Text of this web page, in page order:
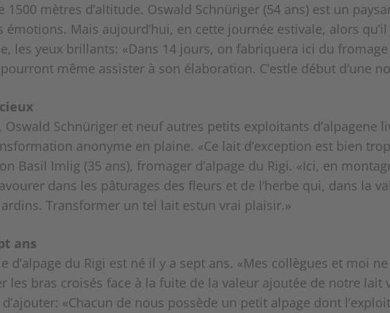
1500 mètres d’altitude. Oswald Schnüriger (54 ans) est un
Mais aujourd’hui, en cette journée estivale, alors
les yeux brillants: «Dans 14 jours, on fabriquera ici du
même assister à son élaboration. C’estle début d’une
Oswald Schnüriger et neuf autres petits exploitants d’alpagene
anonyme en plaine. «Ce lait d’exception est bien
Basil Imlig (35 ans), fromager d’alpage du Rigi. «Ici, en
dans les pâturages des fleurs et de l’herbe qui, dans la
Transformer un tel lait estun vrai plaisir.»
ans
d’alpage du Rigi est né il y a sept ans. «Mes collègues et moi
les bras croisés face à la fuite de la valeur ajoutée de notre lait
«Chacun de nous possède un petit alpage dont